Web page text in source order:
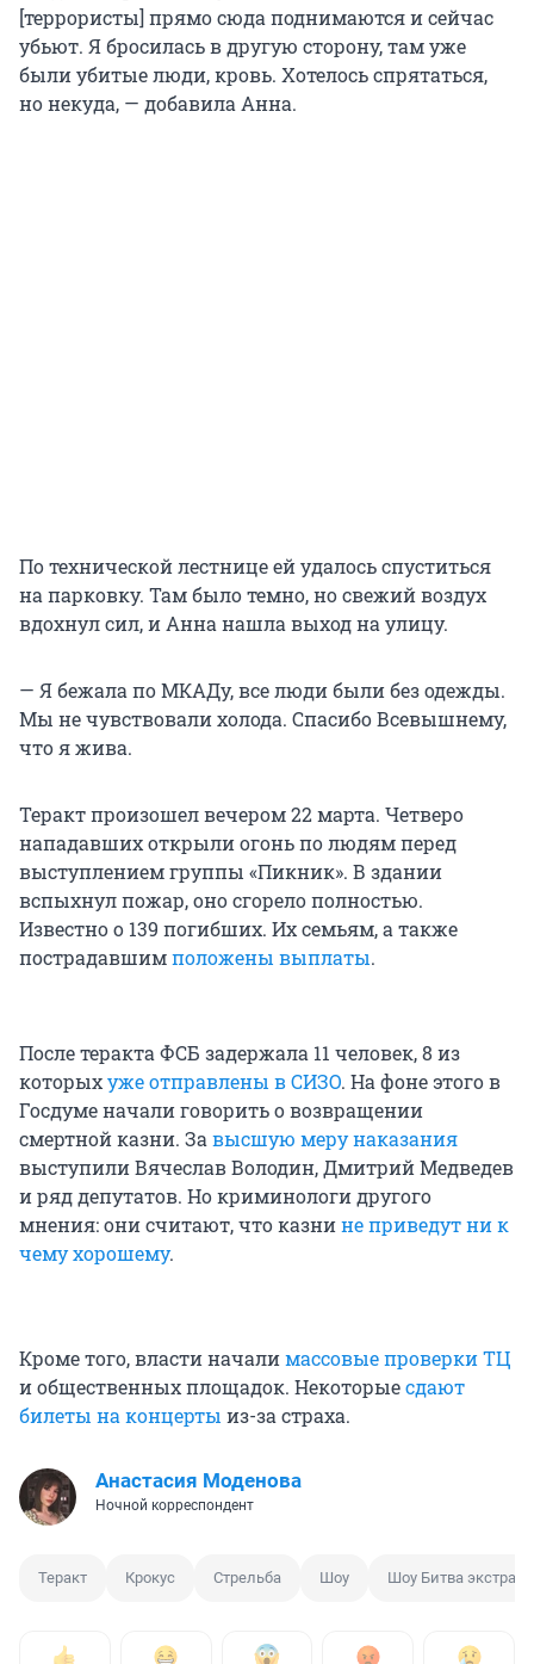
[террористы] прямо сюда поднимаются и сейчас
убьют. Я бросилась в другую сторону, там уже
были убитые люди, кровь. Хотелось спрятаться,
но некуда, — добавила Анна.
По технической лестнице ей удалось спуститься
на парковку. Там было темно, но свежий воздух
вдохнул сил, и Анна нашла выход на улицу.
— Я бежала по МКАДу, все люди были без одежды.
Мы не чувствовали холода. Спасибо Всевышнему,
что я жива.
Теракт произошел вечером 22 марта. Четверо
нападавших открыли огонь по людям перед
выступлением группы «Пикник». В здании
вспыхнул пожар, оно сгорело полностью.
Известно о 139 погибших. Их семьям, а также
пострадавшимположены выплаты.
После теракта ФСБ задержала 11 человек, 8 из
которыхуже отправлены в СИЗО. На фоне этого в
Госдуме начали говорить о возвращении
смертной казни. За высшую меру наказания
выступили Вячеслав Володин, Дмитрий Медведев
и ряд депутатов. Но криминологи другого
мнения: они считают, что казнине приведут ни к
чему хорошему.
Кроме того, власти началимассовые проверки ТЦ
и общественных площадок. Некоторыесдают
билеты на концерты из-за страха.
Анастасия Моденова
Ночной корреспондент
Теракт Крокус Стрельба Шоу Шоу Битва